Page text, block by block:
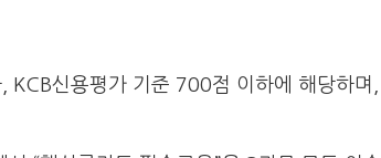
신용평가 기준 700점 이하에 해당하며